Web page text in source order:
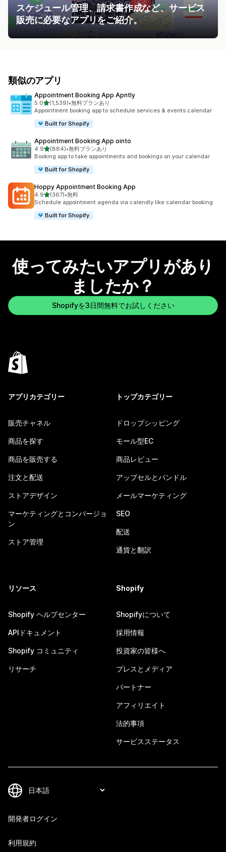
スケジュール管理、請求書作成など、サービス
販売に必要なアプリをご紹介。
類似のアプリ
Appointment Booking App Apntly
5.05つ星中
(1,539)
合計レビュー数：1539件
•無料プランあり
Appointment booking app to schedule services & events calendar
Built for Shopify
Appointment Booking App ointo
4.95つ星中
(884)
合計レビュー数：884件
•無料プランあり
Booking app to take appointments and bookings on your calendar
Built for Shopify
Hoppy Appointment Booking App
4.95つ星中
(367)
合計レビュー数：367件
•無料
Schedule appointment agenda via calendly like calendar booking
Built for Shopify
使ってみたいアプリがあり
ましたか？
Shopifyを3日間無料でお試しください
アプリカテゴリー
販売チャネル
商品を探す
商品を販売する
注文と配送
ストアデザイン
マーケティングとコンバージョ
ン
ストア管理
トップカテゴリー
ドロップシッピング
モール型EC
商品レビュー
アップセルとバンドル
メールマーケティング
SEO
配送
通貨と翻訳
リソース
Shopify ヘルプセンター
APIドキュメント
Shopify コミュニティ
リサーチ
Shopify
Shopifyについて
採用情報
投資家の皆様へ
プレスとメディア
パートナー
アフィリエイト
法的事項
サービスステータス
開発者ログイン
利用規約